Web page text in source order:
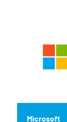
Microsoft